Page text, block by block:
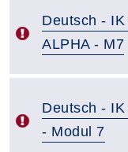
Deutsch - IK
ALPHA - M7
Deutsch -
- Modul 7